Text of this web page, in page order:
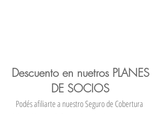
Descuento en nuetros PLANES
DE SOCIOS
Podés afiliarte a nuestro Seguro de Cobertura